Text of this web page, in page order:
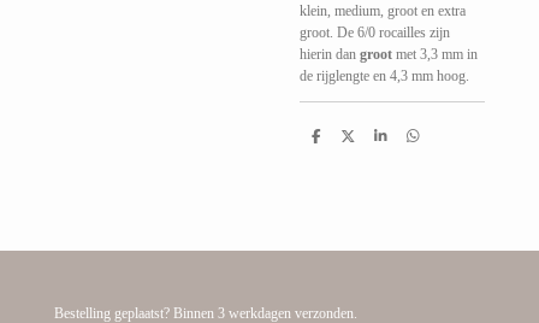
klein, medium, groot en extra
groot. De 6/0 rocailles zijn
hierin dan groot met 3,3 mm in
de rijglengte en 4,3 mm hoog.
D
D
S
D
Bestelling geplaatst? Binnen 3 werkdagen verzonden.